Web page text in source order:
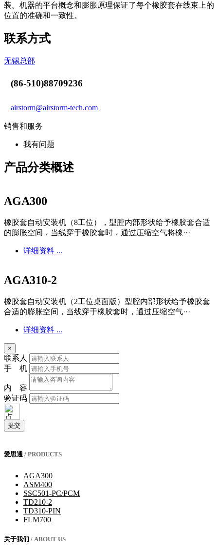
装。机器的平台概念和膨胀原理保证了每个橡胶套在线束上的
位置的准确和一致性。
联系方式
无锡总部
(86-510)88709236
airstorm@airstorm-tech.com
销售和服务
我有问题
产品分类概述
AGA300
橡胶套自动安装机（8工位），型腔内部形状给予橡胶套合适
的膨胀空间，当线穿于橡胶套时，通过压缩空气将橡···
详细资料 ...
AGA310-2
橡胶套自动安装机（2工位桌面版）型腔内部形状给予橡胶套
合适的膨胀空间，当线穿于橡胶套时，通过压缩空气···
详细资料 ...
×
联系人
手 机
内 容
验证码
提交
爱思通 / PRODUCTS
AGA300
ASM400
SSC501-PC/PCM
TD210-2
TD310-PIN
FLM700
关于我们 / ABOUT US